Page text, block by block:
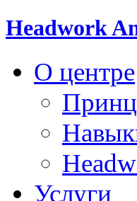
Headwork
О центре
Услуги